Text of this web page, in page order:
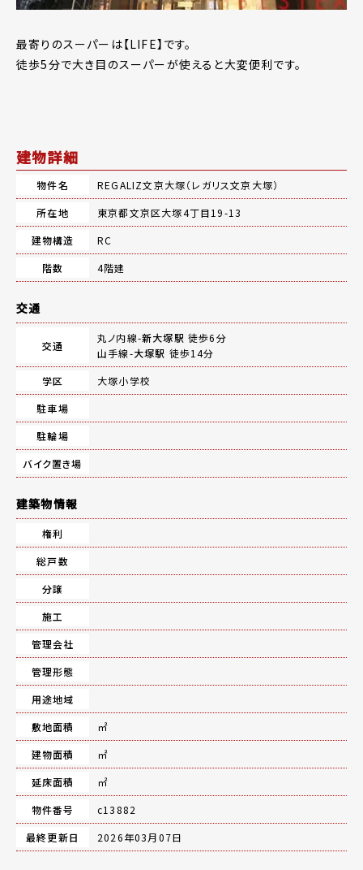
最寄りのスーパーは【LIFE】です。
徒歩5分で大き目のスーパーが使えると大変便利です。
建物詳細
物件名
REGALIZ文京大塚（レガリス文京大塚）
所在地
東京都文京区大塚4丁目19-13
建物構造
RC
階数
4階建
交通
交通
丸ノ内線-新大塚駅 徒歩6分
山手線-大塚駅 徒歩14分
学区
大塚小学校
駐車場
駐輪場
バイク置き場
建築物情報
権利
総戸数
分譲
施工
管理会社
管理形態
用途地域
敷地面積
㎡
建物面積
㎡
延床面積
㎡
物件番号
c13882
最終更新日
2026年03月07日